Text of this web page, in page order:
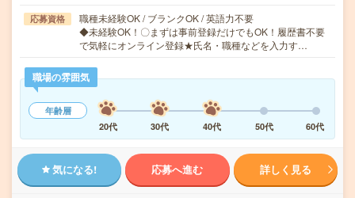
応募資格
職種未経験OK / ブランクOK / 英語力不要
◆未経験OK！〇まずは事前登録だけでもOK！履歴書不要
で気軽にオンライン登録★氏名・職種などを入力す…
職場の雰囲気
年齢層
20代
30代 40代 50代 60代
気になる! 応募へ進む 詳しく見る